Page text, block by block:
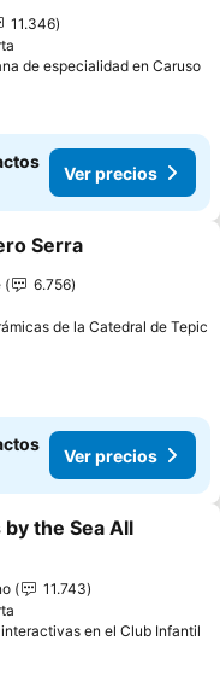
11.346
de especialidad en Caruso
Ver precios
a favoritos
Serra
6.756
de la Catedral de Tepic
Ver precios
a favoritos
by the Sea All
11.743
en el Club Infantil